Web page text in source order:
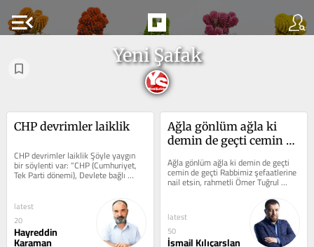
menu_open
Yeni Şafak
CHP devrimler laiklik
CHP devrimler laiklik Şöyle yaygın
bir söylenti var: “CHP (Cumhuriyet,
Tek Parti dönemi), Devlete bağlı
Diyanet’i kurarak dini kontrol...
latest
20
Hayreddin
Karaman
Ağla gönlüm ağla ki
demin de geçti cemin de
Ağla gönlüm ağla ki demin de geçti
cemin de geçti Rabbimiz şefaatlerine
nail etsin, rahmetli Ömer Tuğrul
İnançer hazretlerinin daha önce...
latest
50
İsmail Kılıçarslan